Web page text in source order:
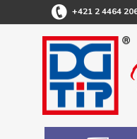
+421 2 4464